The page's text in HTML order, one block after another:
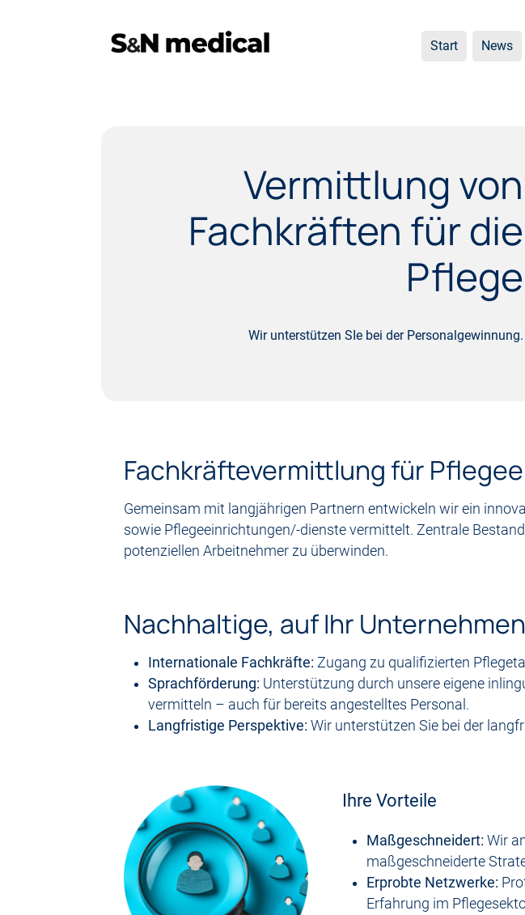
Start News
Vermittlung von
Fachkräften für die
Pflege
Wir unterstützen SIe bei der Personalgewinnung.
Fachkräftevermittlung für
Gemeinsam mit langjährigen Partnern entwickeln wir ein
sowie Pflegeeinrichtungen/-dienste vermittelt. Zentrale
potenziellen Arbeitnehmer zu überwinden.
Nachhaltige, auf Ihr
Internationale Fachkräfte: Zugang zu qualifizierten
Sprachförderung: Unterstützung durch unsere eigene
vermitteln – auch für bereits angestelltes Personal.
Langfristige Perspektive: Wir unterstützen Sie bei der
Ihre Vorteile
Maßgeschneidert: Wir
maßgeschneiderte
Erprobte Netzwerke:
Erfahrung im